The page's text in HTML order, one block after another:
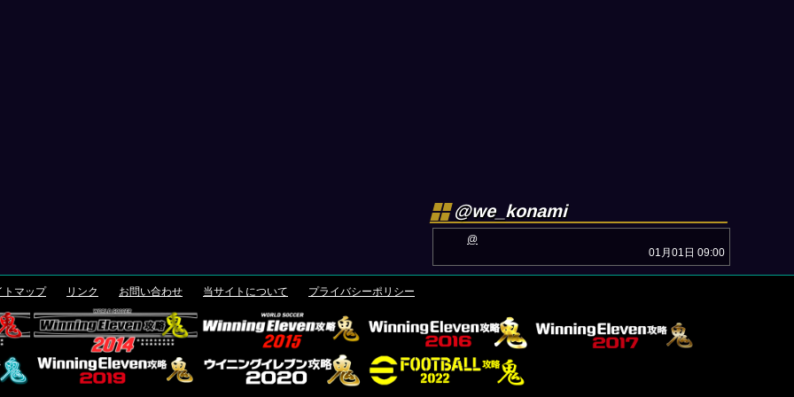
@we_konami
@
01月01日 09:00
トマップ リンク お問い合わせ 当サイトについて プライバシーポリシー